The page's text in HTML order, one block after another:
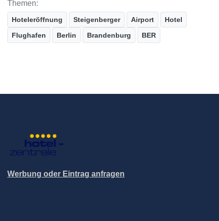
Themen:
Hoteleröffnung Steigenberger Airport
Hotel
Flughafen
Berlin Brandenburg BER
Werbung oder Eintrag anfragen